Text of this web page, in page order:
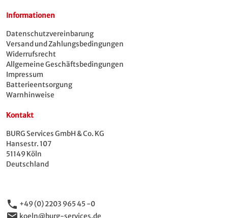
Informationen
Datenschutzvereinbarung
Versand und Zahlungsbedingungen
Widerrufsrecht
Allgemeine Geschäftsbedingungen
Impressum
Batterieentsorgung
Warnhinweise
Kontakt
BURG Services GmbH & Co. KG
Hansestr. 107
51149 Köln
Deutschland
phone +49 (0) 2203 965 45 -0
koeln@burg-services.de